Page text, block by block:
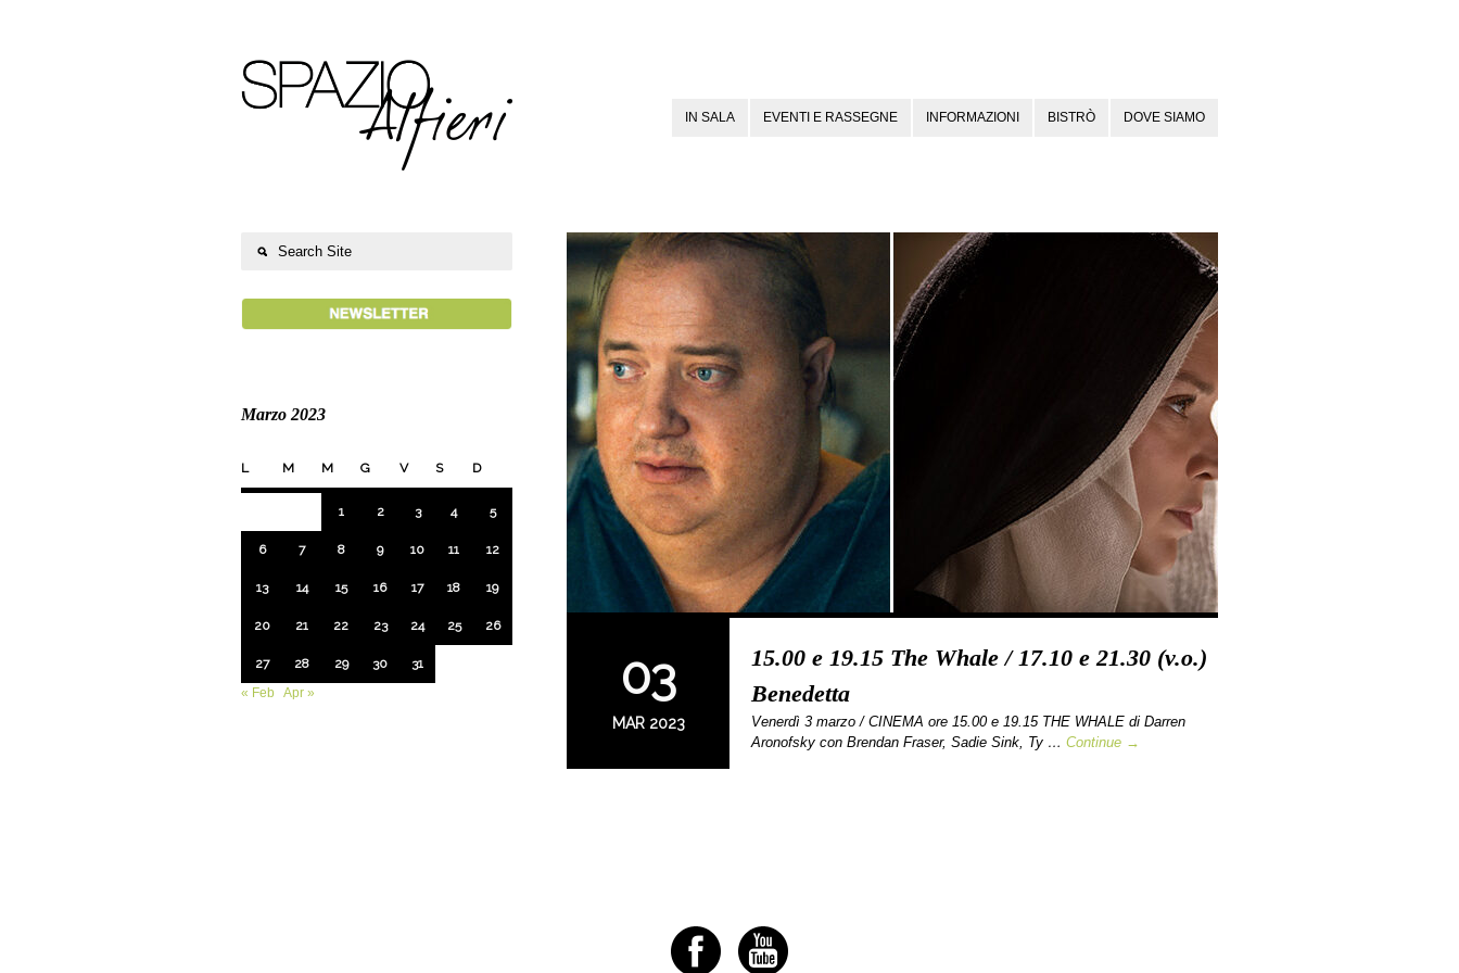
IN SALA EVENTI E RASSEGNE INFORMAZIONI BISTRÒ DOVE SIAMO
03
MAR 2023
15.00 e 19.15 The Whale / 17.10 e 21.30 (v.o.)
Benedetta
Venerdì 3 marzo / CINEMA ore 15.00 e 19.15 THE WHALE di Darren
Aronofsky con Brendan Fraser, Sadie Sink, Ty … Continue →
Marzo 2023
L M M G V S D
1 2 3 4 5
6 7 8 9 10 11 12
13 14 15 16 17 18 19
20 21 22 23 24 25 26
27 28 29 30
31
« Feb Apr »